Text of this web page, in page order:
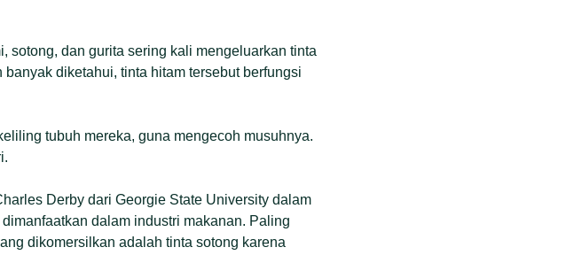
sotong, dan gurita sering kali mengeluarkan tinta
diketahui, tinta hitam tersebut berfungsi
tubuh mereka, guna mengecoh musuhnya.
Derby dari Georgie State University dalam
dalam industri makanan. Paling
dikomersilkan adalah tinta sotong karena